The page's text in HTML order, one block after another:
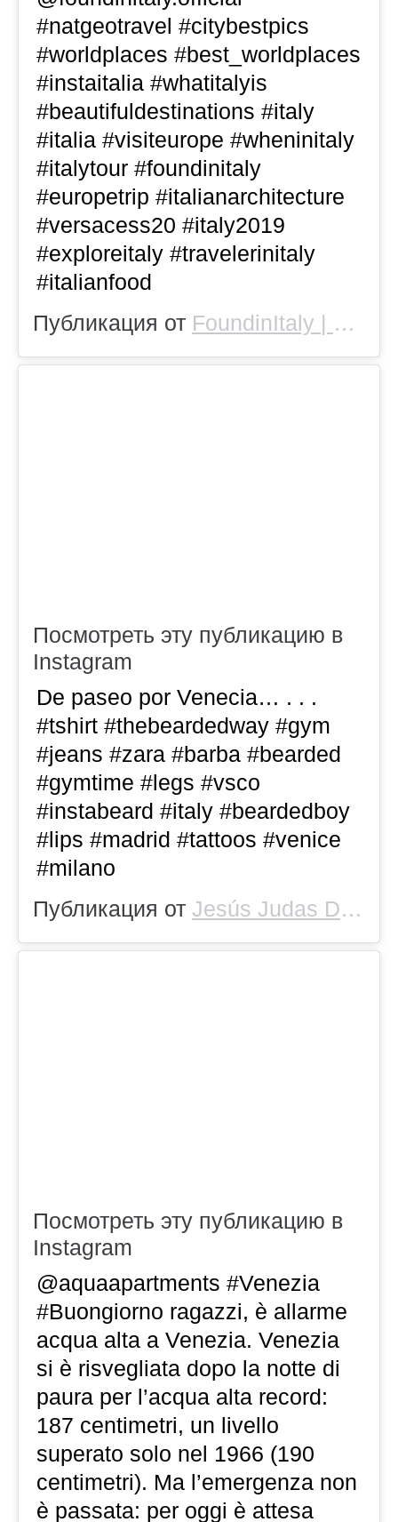
#natgeotravel #citybestpics
#worldplaces #best_worldplaces
#instaitalia #whatitalyis
#beautifuldestinations #italy
#italia #visiteurope #wheninitaly
#italytour #foundinitaly
#europetrip #italianarchitecture
#versacess20 #italy2019
#exploreitaly #travelerinitaly
#italianfood
Публикация от FoundinItaly | Travel
Посмотреть эту публикацию в
Instagram
De paseo por Venecia… . . .
#tshirt #thebeardedway #gym
#jeans #zara #barba #bearded
#gymtime #legs #vsco
#instabeard #italy #beardedboy
#lips #madrid #tattoos #venice
#milano
Публикация от Jesús Judas De Helí
Посмотреть эту публикацию в
Instagram
@aquaapartments #Venezia ⠀
#Buongiorno ragazzi, è allarme
acqua alta a Venezia. Venezia
si è risvegliata dopo la notte di
paura per l’acqua alta record:
187 centimetri, un livello
superato solo nel 1966 (190
centimetri). Ma l’emergenza non
è passata: per oggi è attesa